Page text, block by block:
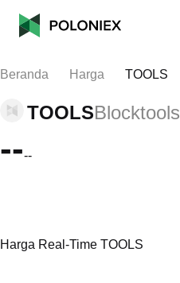
Beranda Harga TOOLS
TOOLSBlocktools
----
Harga Real-Time TOOLS